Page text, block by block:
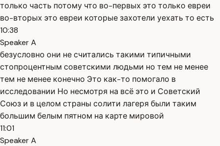
только часть потому что во-первых это только евреи
во-вторых это евреи которые захотели уехать то есть
10:38
Speaker A
безусловно они не считались такими типичными
стопроцентным советскими людьми но тем не менее
тем не менее конечно Это как-то помогало в
исследовании Но несмотря на всё это и Советский
Союз и в целом страны солити лагеря были таким
большим белым пятном на карте мировой
11:01
Speaker A